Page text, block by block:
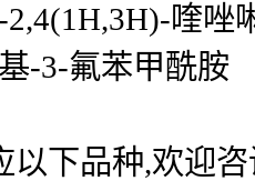
2,4(1H,3H)-喹唑
-3-氟苯甲酰胺
以下品种,欢迎